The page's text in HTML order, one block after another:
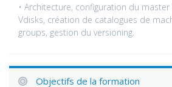
• Architecture, configuration du
Vdisks, création de catalogues de
groups, gestion du versioning.
Objectifs de la formation